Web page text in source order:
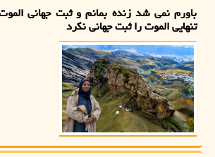
باورم نمی شد زنده بمانم و ثبت جهانی
تنهایی الموت را ثبت جهانی نکرد